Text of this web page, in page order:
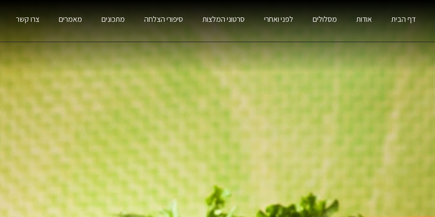
דף הבית אודות מסלולים לפני ואחרי סרטוני המלצות סיפורי הצלחה מתכונים מאמרים צרו קשר